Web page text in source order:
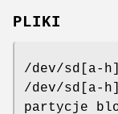
PLIKI
/dev/sd[a-
/dev/sd[a-
partycje